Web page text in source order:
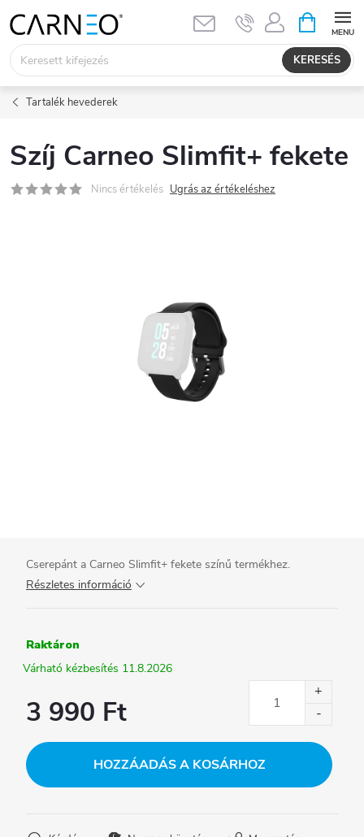
tartalomhoz
KERESÉS
KOSÁR
Tartalék hevederek
Szíj Carneo Slimfit+ fekete
Nincs értékelés Ugrás az értékeléshez
Cserepánt a Carneo Slimfit+ fekete színű termékhez.
Részletes információ
Raktáron
11.8.2026
3 990 Ft
HOZZÁADÁS A KOSÁRHOZ